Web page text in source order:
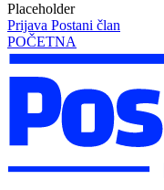
Placeholder
Prijava Postani član
POČETNA